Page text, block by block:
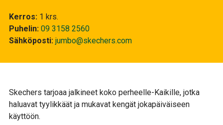
Skechers tarjoaa jalkineet koko perheelle-Kaikille, jotka
haluavat tyylikkäät ja mukavat kengät jokapäiväiseen
käyttöön.
Kerros 1 krs.
Puhelin 09 3158 2560
Sähköposti jumbo@skechers.com